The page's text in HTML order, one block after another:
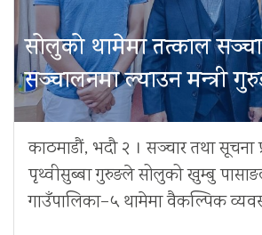
सोलुको थामेमा तत्काल
सञ्चालनमा ल्याउन मन्त्री
काठमाडौं, भदौ २ । सञ्चार तथा सूचना
पृथ्वीसुब्बा गुरुङले सोलुको खुम्बु
गाउँपालिका–५ थामेमा वैकल्पिक